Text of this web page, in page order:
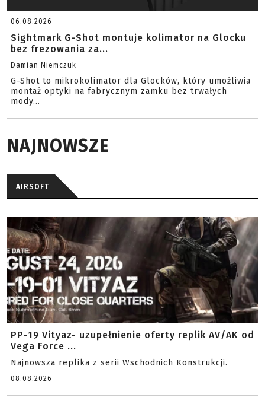
06.08.2026
Sightmark G-Shot montuje kolimator na Glocku
bez frezowania za...
Damian Niemczuk
G-Shot to mikrokolimator dla Glocków, który umożliwia
montaż optyki na fabrycznym zamku bez trwałych
mody...
NAJNOWSZE
AIRSOFT
PP-19 Vityaz- uzupełnienie oferty replik AV/AK od
Vega Force ...
Najnowsza replika z serii Wschodnich Konstrukcji.
08.08.2026